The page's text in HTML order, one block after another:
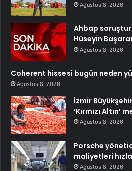
Ağustos 8, 2026
Ahbap
Hüseyin
Ağustos 8, 2026
Coherent hissesi bugün neden
Ağustos 8, 2026
İzmir
‘Kırmızı Altın’
Ağustos 8, 2026
Porsche
maliyetleri
Ağustos 8, 2026